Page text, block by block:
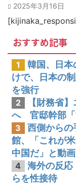
韓国人「MLBで日本人
2025年3月16日
おすすめ記事
1
韓国、日本
けで、日本の
を強行
2
【財務省
へ 官邸幹部「
3
西側からの
館、「これが
中国だ」と動
4
海外の反応
らを性接待